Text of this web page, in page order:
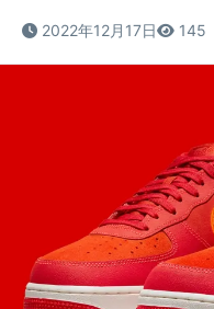
2022年12月17日 145